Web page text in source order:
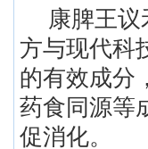
康脾王
方与现代科
的有效成分
药食同源等
促消化。